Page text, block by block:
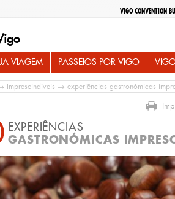
VIGO CONVENTION
VIAGEM PASSEIOS POR VIGO
Imprescindíveis → experiências gastronómicas
EXPERIÊNCIAS
GASTRONÓMICAS